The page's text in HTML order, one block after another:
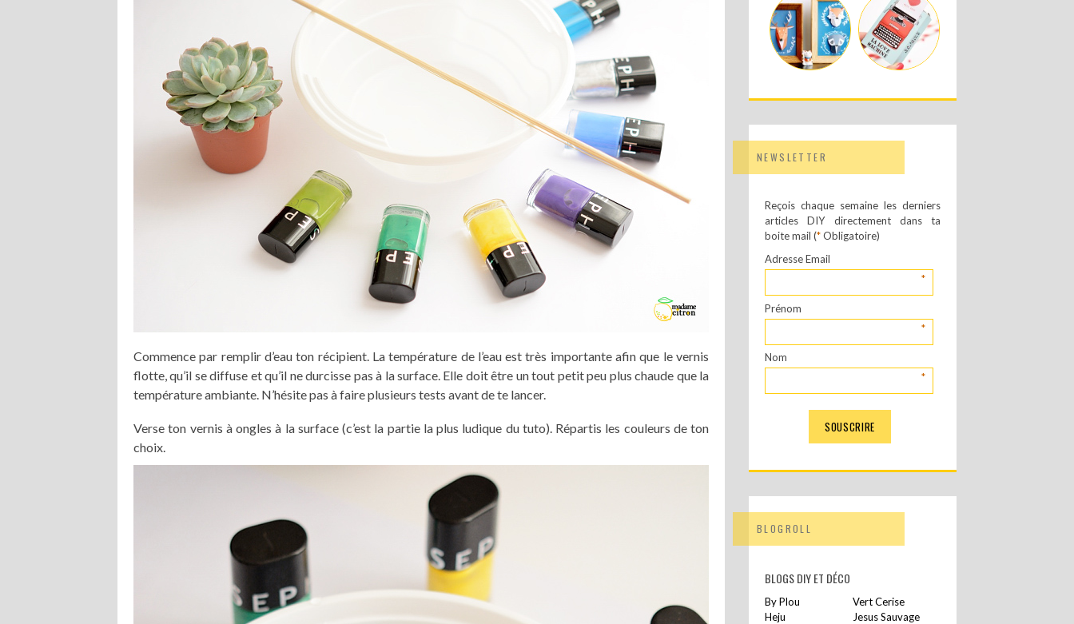
Commence par remplir d’eau ton récipient. La température de l’eau est très importante afin que le vernis
flotte, qu’il se diffuse et qu’il ne durcisse pas à la surface. Elle doit être un tout petit peu plus chaude que la
température ambiante. N’hésite pas à faire plusieurs tests avant de te lancer.
Verse ton vernis à ongles à la surface (c’est la partie la plus ludique du tuto). Répartis les couleurs de ton
choix.
NEWSLETTER
Reçois chaque semaine les derniers
articles DIY directement dans ta
boite mail (*Obligatoire)
Adresse Email
*
Prénom
*
Nom
*
BLOGROLL
BLOGS DIY ET DÉCO
By Plou
Vert Cerise
Heju
Jesus Sauvage